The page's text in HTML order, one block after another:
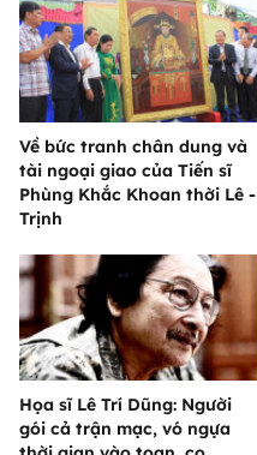
Về bức tranh chân dung và
tài ngoại giao của Tiến sĩ
Phùng Khắc Khoan thời Lê -
Trịnh
Họa sĩ Lê Trí Dũng: Người
gói cả trận mạc, vó ngựa